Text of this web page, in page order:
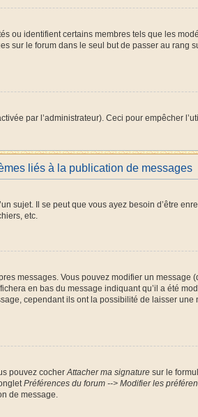
ou identifient certains membres tels que les
sur le forum dans le seul but de passer au
par l’administrateur). Ceci pour empêcher
liés à la publication de messages
sujet. Il se peut que vous ayez besoin d’être
etc.
messages. Vous pouvez modifier un
en bas du message indiquant qu’il a été
cependant ils ont la possibilité de laisser
pouvez cocherAttacher ma signature sur le
Préférences du forum --> Modifier les
de message.